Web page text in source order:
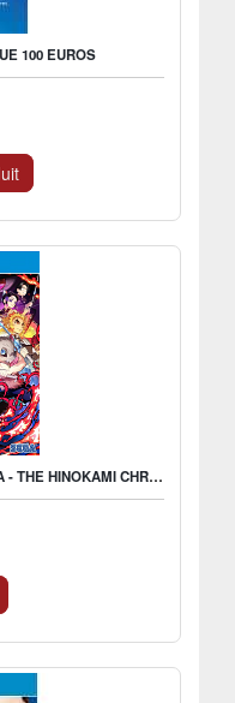
100 EUROS
DEMON SLAYER : KIMETSU NO YAIBA - THE HINOKAMI CHRONICLES